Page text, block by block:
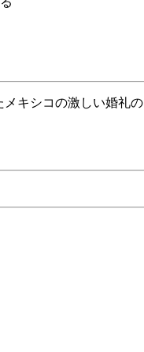
キシコの激しい婚礼